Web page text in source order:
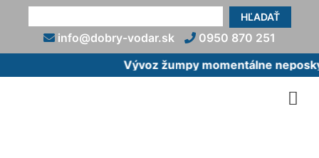
HĽADAŤ
info@dobry-vodar.sk
0950 870 251
Vývoz žumpy momentálne